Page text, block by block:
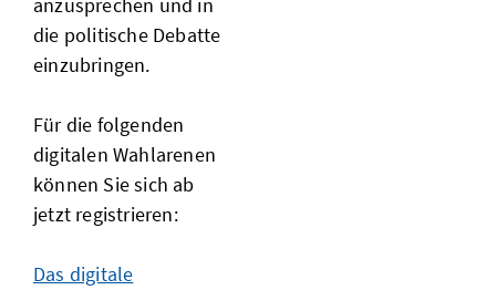
die politische Debatte
einzubringen.
Für die folgenden
digitalen Wahlarenen
können Sie sich ab
jetzt registrieren:
Das digitale